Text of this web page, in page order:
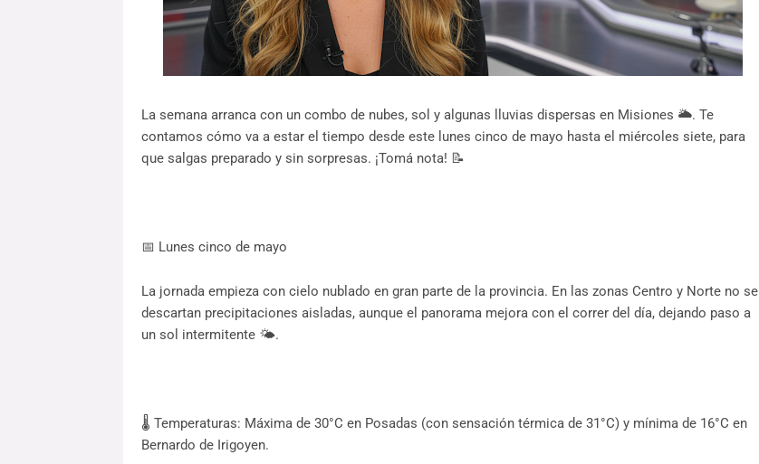
La semana arranca con un combo de nubes, sol y algunas lluvias dispersas en Misiones 🌥️. Te
contamos cómo va a estar el tiempo desde este lunes cinco de mayo hasta el miércoles siete, para
que salgas preparado y sin sorpresas. ¡Tomá nota! 📝
📅 Lunes cinco de mayo
La jornada empieza con cielo nublado en gran parte de la provincia. En las zonas Centro y Norte no se
descartan precipitaciones aisladas, aunque el panorama mejora con el correr del día, dejando paso a
un sol intermitente 🌤️.
🌡️ Temperaturas: Máxima de 30°C en Posadas (con sensación térmica de 31°C) y mínima de 16°C en
Bernardo de Irigoyen.